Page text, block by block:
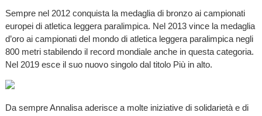
Sempre nel 2012 conquista la medaglia di bronzo ai campionati
europei di atletica leggera paralimpica. Nel 2013 vince la medaglia
d’oro ai campionati del mondo di atletica leggera paralimpica negli
800 metri stabilendo il record mondiale anche in questa categoria.
Nel 2019 esce il suo nuovo singolo dal titolo Più in alto.
Da sempre Annalisa aderisce a molte iniziative di solidarietà e di